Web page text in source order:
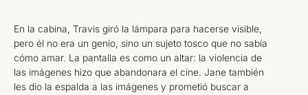
En la cabina, Travis giró la lámpara para hacerse visible,
pero él no era un genio, sino un sujeto tosco que no sabía
cómo amar. La pantalla es como un altar: la violencia de
las imágenes hizo que abandonara el cine. Jane también
les dio la espalda a las imágenes y prometió buscar a